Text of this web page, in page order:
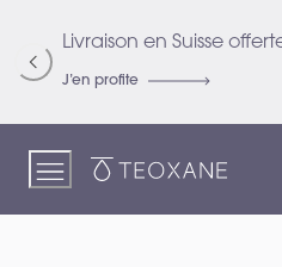
Content
Livraison en Suisse
J’en profite
Teoxane